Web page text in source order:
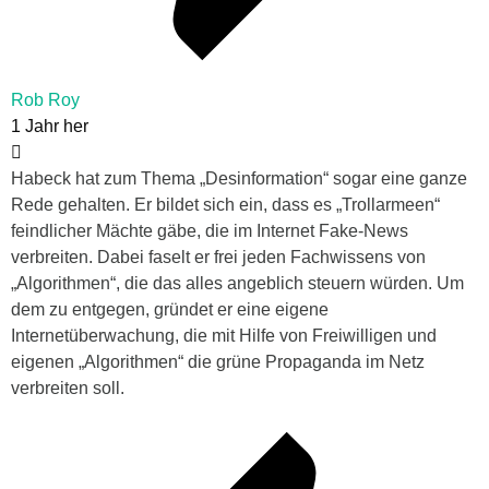
Rob Roy
1 Jahr her
Habeck hat zum Thema „Desinformation“ sogar eine ganze
Rede gehalten. Er bildet sich ein, dass es „Trollarmeen“
feindlicher Mächte gäbe, die im Internet Fake-News
verbreiten. Dabei faselt er frei jeden Fachwissens von
„Algorithmen“, die das alles angeblich steuern würden. Um
dem zu entgegen, gründet er eine eigene
Internetüberwachung, die mit Hilfe von Freiwilligen und
eigenen „Algorithmen“ die grüne Propaganda im Netz
verbreiten soll.